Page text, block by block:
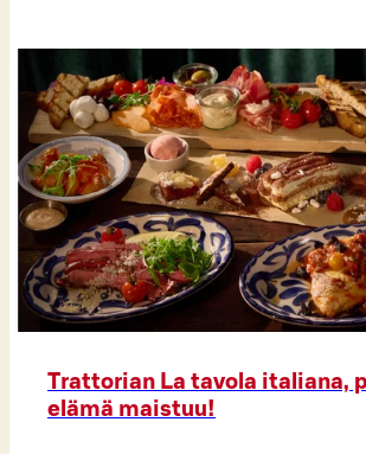
Trattorian La tavola italiana,
elämä maistuu!